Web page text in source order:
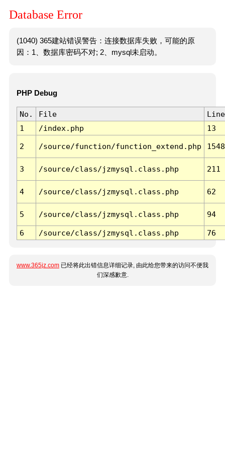
Database Error
(1040) 365建站错误警告：连接数据库失败，可能的原
因：1、数据库密码不对; 2、mysql未启动。
PHP Debug
No. File
Line
1
/index.php 13
2 /source/function/function_extend.php 1548
3 /source/class/jzmysql.class.php 211
4 /source/class/jzmysql.class.php 62
5 /source/class/jzmysql.class.php 94
6 /source/class/jzmysql.class.php 76
www.365jz.com 已经将此出错信息详细记录, 由此给您带来的访问不便我
们深感歉意.